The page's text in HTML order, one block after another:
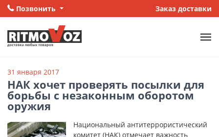
Позвонить Заказ доставки
31 января 2017
НАК хочет проверять посылки для
борьбы с незаконным оборотом
оружия
Национальный антитеррористический
комитет (НАК) отмечает важность